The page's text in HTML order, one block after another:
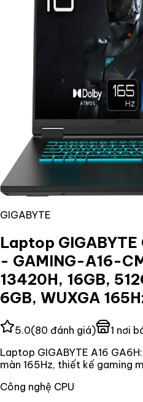
GIGABYTE
Laptop GIGABYTE
- GAMING-A16-
13420H, 16GB,
6GB, WUXGA
5.0(80 đánh giá) 1 nơi
Laptop GIGABYTE A16
màn 165Hz, thiết kế gaming
Công nghệ CPU